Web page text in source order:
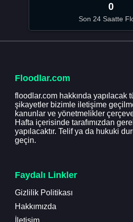
0
Son 24 Saatte
Floodlar.com
floodlar.com hakkında yapılacak
şikayetler bizimle iletişime
kanunlar ve yönetmelikler
Hafta içerisinde tarafımızdan
yapılacaktır. Telif ya da hukuki
geçin.
Faydalı Linkler
Gizlilik Politikası
Hakkımızda